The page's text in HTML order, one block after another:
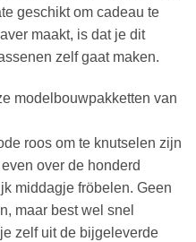
geschikt om cadeau te
maakt, is dat je dit
zelf gaat maken.
modelbouwpakketten van
roos om te knutselen zijn
over de honderd
middagje fröbelen. Geen
maar best wel snel
zelf uit de bijgeleverde